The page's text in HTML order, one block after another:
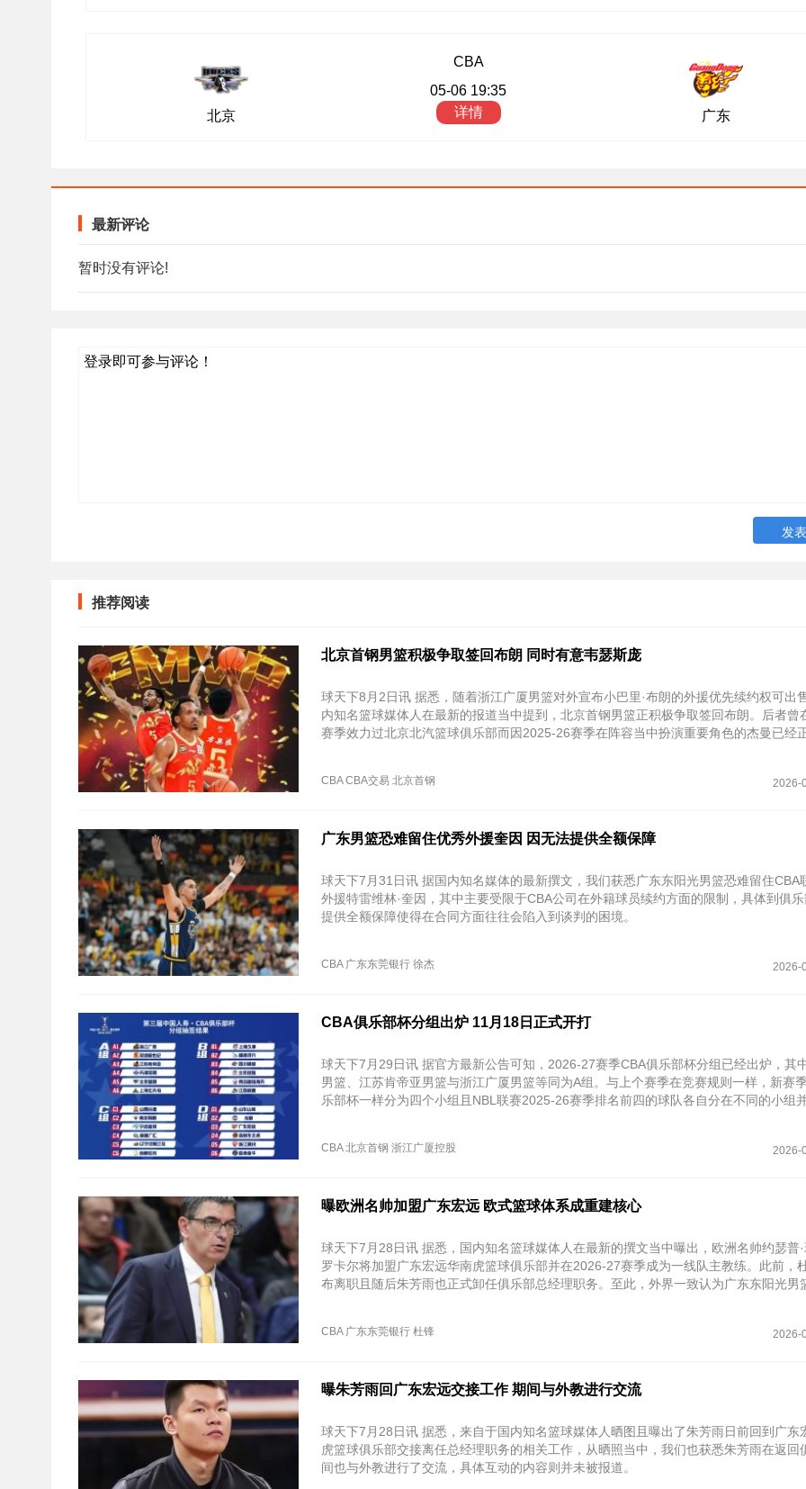
北京
CBA
05-06 19:35
详情
广东
最新评论
暂时没有评论!
登录即可参与评论！
推荐阅读
北京首钢男篮积极争取签回布朗 同时有意韦瑟斯庞
球天下8月2日讯 据悉，随着浙江广厦男篮对外宣布小巴里·布朗的外援优先续约权可出
内知名篮球媒体人在最新的报道当中提到，北京首钢男篮正积极争取签回布朗。后者曾
赛季效力过北京北汽篮球俱乐部而因2025-26赛季在阵容当中扮演重要角色的杰曼已经
CBA CBA交易 北京首钢 2026-
广东男篮恐难留住优秀外援奎因 因无法提供全额保障
球天下7月31日讯 据国内知名媒体的最新撰文，我们获悉广东东阳光男篮恐难留住CBA
外援特雷维林·奎因，其中主要受限于CBA公司在外籍球员续约方面的限制，具体到俱
提供全额保障使得在合同方面往往会陷入到谈判的困境。
CBA 广东东莞银行 徐杰 2026-
CBA俱乐部杯分组出炉 11月18日正式开打
球天下7月29日讯 据官方最新公告可知，2026-27赛季CBA俱乐部杯分组已经出炉，其
男篮、江苏肯帝亚男篮与浙江广厦男篮等同为A组。与上个赛季在竞赛规则一样，新赛
乐部杯一样分为四个小组且NBL联赛2025-26赛季排名前四的球队各自分在不同的小组
CBA 北京首钢 浙江广厦控股 2026-
曝欧洲名帅加盟广东宏远 欧式篮球体系成重建核心
球天下7月28日讯 据悉，国内知名篮球媒体人在最新的撰文当中曝出，欧洲名帅约瑟普·
罗卡尔将加盟广东宏远华南虎篮球俱乐部并在2026-27赛季成为一线队主教练。此前，
布离职且随后朱芳雨也正式卸任俱乐部总经理职务。至此，外界一致认为广东东阳光男
CBA 广东东莞银行 杜锋 2026-
曝朱芳雨回广东宏远交接工作 期间与外教进行交流
球天下7月28日讯 据悉，来自于国内知名篮球媒体人晒图且曝出了朱芳雨日前回到广东
虎篮球俱乐部交接离任总经理职务的相关工作，从晒照当中，我们也获悉朱芳雨在返回
间也与外教进行了交流，具体互动的内容则并未被报道。